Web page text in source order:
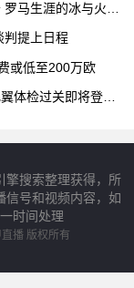
马生涯的冰与火之
判提上日程
或低至200万欧
体检过关即将登陆
擎搜索整理获得，所
信号和视频内容，如
时间处理
播 版权所有